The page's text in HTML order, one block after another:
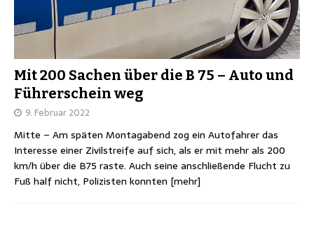
Mit 200 Sachen über die B 75 – Auto und
Führerschein weg
9. Februar 2022
Mitte – Am späten Montagabend zog ein Autofahrer das
Interesse einer Zivilstreife auf sich, als er mit mehr als 200
km/h über die B75 raste. Auch seine anschließende Flucht zu
Fuß half nicht, Polizisten konnten [mehr]